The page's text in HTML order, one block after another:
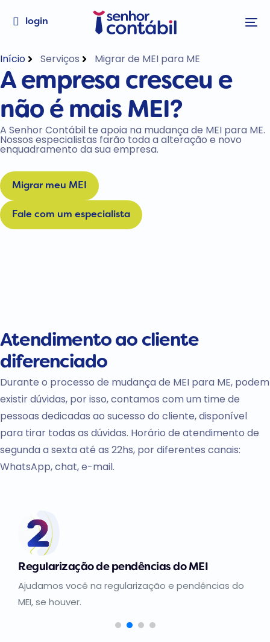
login
Início Serviços Migrar de MEI para ME
A empresa cresceu e
não é mais MEI?
A Senhor Contábil te apoia na mudança de MEI para ME.
Nossos especialistas farão toda a alteração e novo
enquadramento da sua empresa.
Migrar meu MEI
Fale com um especialista
Atendimento ao cliente
diferenciado
Durante o processo de mudança de MEI para ME, podem
existir dúvidas, por isso, contamos com um time de
pessoas dedicadas ao sucesso do cliente, disponível
para tirar todas as dúvidas. Horário de atendimento de
segunda a sexta até as 22hs, por diferentes canais:
WhatsApp, chat, e-mail.
Regularização de pendências do MEI
Ajudamos você na regularização e pendências do
MEI, se houver.